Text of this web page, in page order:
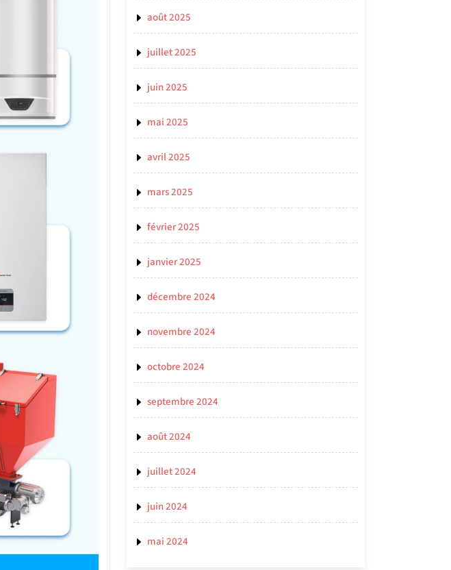
août 2025
juillet 2025
juin 2025
mai 2025
avril 2025
mars 2025
février 2025
janvier 2025
décembre 2024
novembre 2024
octobre 2024
septembre 2024
août 2024
juillet 2024
juin 2024
mai 2024